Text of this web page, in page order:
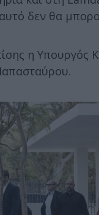
δεν θα
η Υπουργός